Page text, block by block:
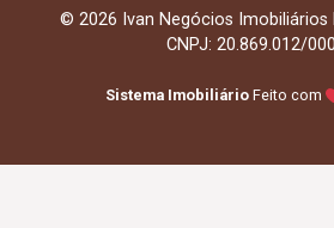
© 2026 Ivan Negócios Imobiliários
CNPJ: 20.869.012/
Sistema Imobiliário Feito com